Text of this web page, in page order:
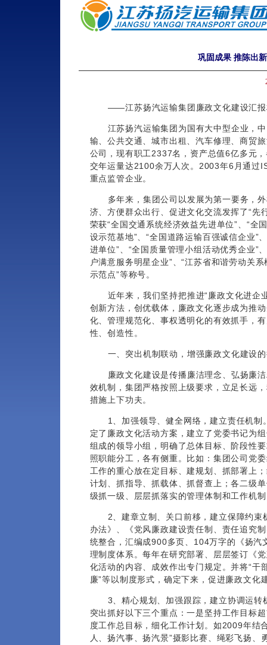
巩固成果 推陈出
——江苏扬汽运输集团廉政文化建设汇
江苏扬汽运输集团为国有大中型企业，
输、公共交通、城市出租、汽车修理、商贸
公司，现有职工2337名，资产总值6亿多元
交年运量达2100余万人次。2003年6月通过
重点监管企业。
多年来，集团公司以发展为第一要务，
济、方便群众出行、促进文化交流发挥了“先
荣获“全国交通系统经济效益先进单位”、“全
设示范基地”、“全国道路运输百强诚信企业”
进单位”、“全国质量管理小组活动优秀企业”
户满意服务明星企业”、“江苏省和谐劳动关
示范点”等称号。
近年来，我们坚持把推进“廉政文化进企
创新方法，创优载体，廉政文化逐步成为推
化、管理规范化、事权透明化的有效抓手，
性、创造性。
一、突出机制联动，增强廉政文化建设
廉政文化建设是传播廉洁理念、弘扬廉
效机制，集团严格按照上级要求，立足长远
措施上下功夫。
1、加强领导、健全网络，建立责任机
定了廉政文化活动方案，建立了党委书记为
组成的领导小组，明确了总体目标、阶段性
照职能分工，各有侧重。比如：集团公司党
工作的重心放在定目标、建规划、抓部署上
计划、抓指导、抓载体、抓督查上；各二级
级抓一级、层层抓落实的管理体制和工作机
2、建章立制、关口前移，建立保障约
办法》、《党风廉政建设责任制、责任追究
统整合，汇编成900多页、104万字的《扬汽
理制度体系。每年在研究部署、层层签订《
化活动的内容、成效作出专门规定。并将“干
廉”等以制度形式，确定下来，促进廉政文化
3、精心规划、加强跟踪，建立协调运
突出抓好以下三个重点：一是坚持工作目标
度工作总目标，细化工作计划。如2009年结
人、扬汽事、扬汽景”摄影比赛、绳彩飞扬